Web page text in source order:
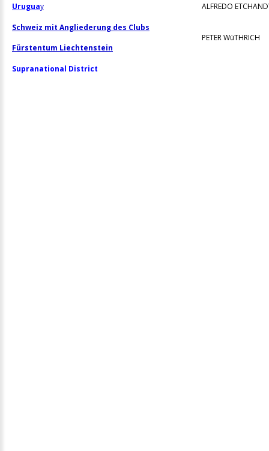
Uruguay ALFREDO
Schweiz mit Angliederung des Clubs
Fürstentum Liechtenstein
PETER WüTHRICH
Supranational District